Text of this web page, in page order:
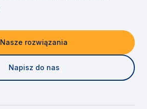
Nasze rozwiązania
Napisz do nas